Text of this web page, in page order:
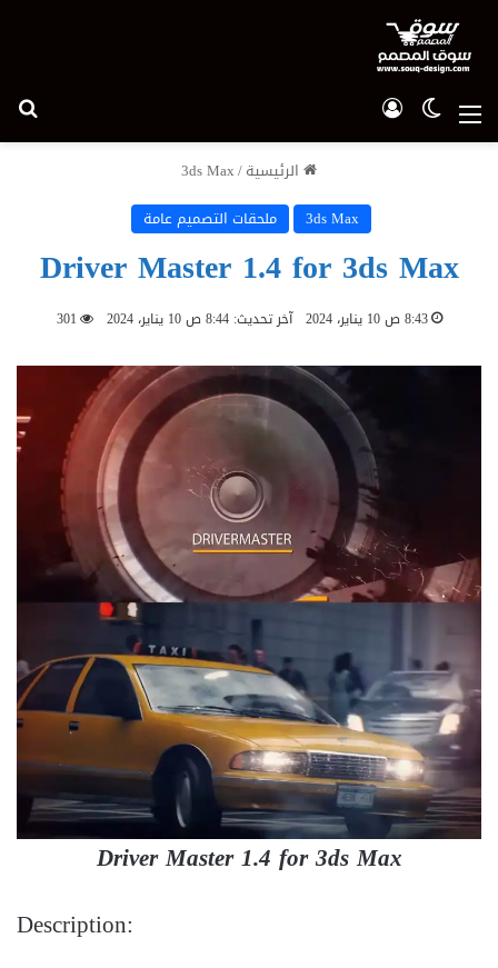
القائمة الوضع المظلم
الرئيسية/
3ds Max
3ds Max
ملحقات التصميم عامة
Driver Master 1.4 for 3ds Max
8:43 ص 10 يناير، 2024 آخر تحديث: 8:44 ص 10 يناير، 2024 301
Driver Master 1.4 for 3ds Max
Description: